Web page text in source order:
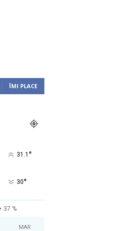
ÎMI PLACE
31.1 °
30°
37 %
MAR